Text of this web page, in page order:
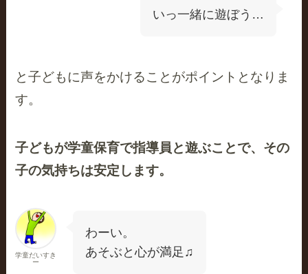
いっ一緒に遊ぼう…
と子どもに声をかけることがポイントとなりま
す。
子どもが学童保育で指導員と遊ぶことで、その
子の気持ちは安定します。
学童だいすき
ー
わーい。
あそぶと心が満足♫